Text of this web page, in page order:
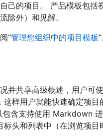
己的项目。 产品模板包
除外）和见解。
“管理您组织中的项目模板”
并共享高级概述，用户可
这样用户就能快速确定项
含支持使用 Markdown
头和列表中（在浏览项目